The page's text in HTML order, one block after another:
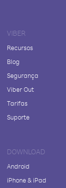
VIBER
Recursos
Blog
Segurança
Viber Out
Tarifas
Suporte
DOWNLOAD
Android
iPhone & iPad